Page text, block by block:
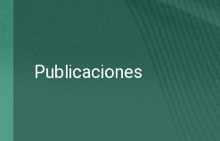
Publicaciones